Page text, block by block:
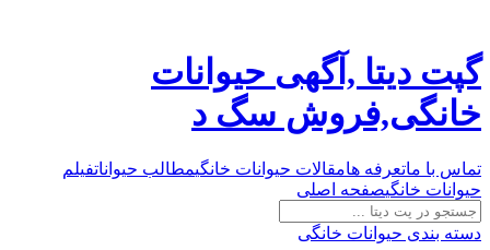
گپت دیتا ,آگهی حیوانات
خانگی,فروش سگ د
تماس با ماتعرفه هامقالات حیوانات خانگیمطالب حیواناتفیلم
حیوانات خانگیصفحه اصلی
دسته بندی حیوانات خانگی